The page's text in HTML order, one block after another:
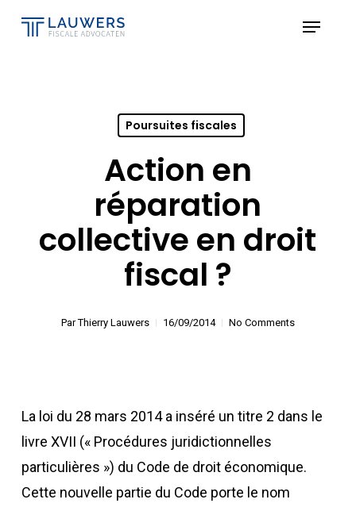
Menu
Poursuites fiscales
Action en
réparation
collective en droit
fiscal ?
Par Thierry Lauwers 16/09/2014 No Comments
La loi du 28 mars 2014 a inséré un titre 2 dans le
livre XVII (« Procédures juridictionnelles
particulières ») du Code de droit économique.
Cette nouvelle partie du Code porte le nom